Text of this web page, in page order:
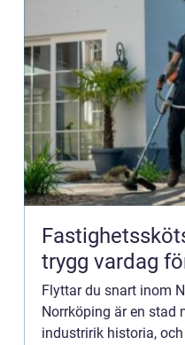
trygg vardag
Flyttar du snart inom
Norrköping är en stad
industririk historia,